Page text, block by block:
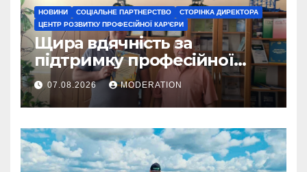
НОВИНИ СОЦІАЛЬНЕ ПАРТНЕРСТВО
СТОРІНКА ДИРЕКТОРА
ЦЕНТР РОЗВИТКУ ПРОФЕСІЙНОЇ КАР'ЄРИ
Щира вдячність за
підтримку професійної
освіти
07.08.2026 MODERATION